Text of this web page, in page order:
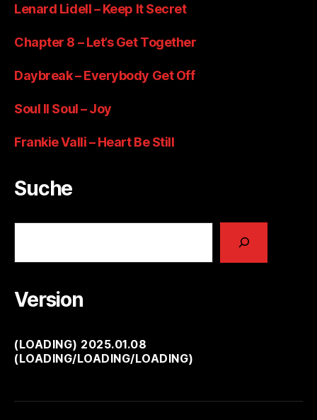
Lenard Lidell – Keep It Secret
Chapter 8 – Let’s Get Together
Daybreak – Everybody Get Off
Soul II Soul – Joy
Frankie Valli – Heart Be Still
Suche
Version
(LOADING) 2025.01.08
(LOADING/LOADING/LOADING)